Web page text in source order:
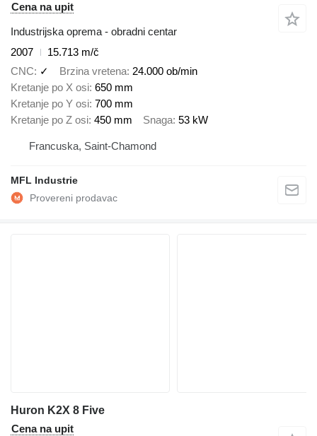
Cena na upit
Industrijska oprema - obradni centar
2007
15.713 m/č
CNC
✓ Brzina vretena 24.000 ob/min
Kretanje po X osi 650 mm
Kretanje po Y osi 700 mm
Kretanje po Z osi 450 mm Snaga 53 kW
Francuska, Saint-Chamond
MFL Industrie
Huron K2X 8 Five
Cena na upit